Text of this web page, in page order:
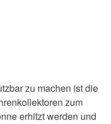
zu machen ist die
zum
erhitzt werden und